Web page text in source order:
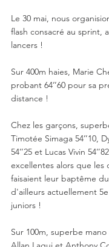
Le 30 mai, nous
flash consacré au sprint,
lancers !
Sur 400m haies, Marie
probant 64’’60 pour sa
distance !
Chez les garçons,
Timotée Simaga 54’’10,
54’’25 et Lucas Vivin
excellentes alors que les
faisaient leur baptême
d'ailleurs actuellement
juniors !
Sur 100m, superbe